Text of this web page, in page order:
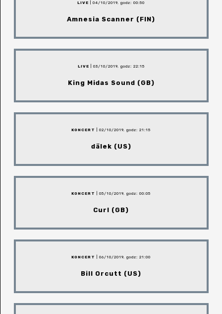
LIVE | 04/10/2019, godz: 00:50
Amnesia Scanner (FIN)
LIVE | 03/10/2019, godz: 22:15
King Midas Sound (GB)
KONCERT | 02/10/2019, godz: 21:15
dälek (US)
KONCERT | 05/10/2019, godz: 00:05
Curl (GB)
KONCERT | 06/10/2019, godz: 21:00
Bill Orcutt (US)